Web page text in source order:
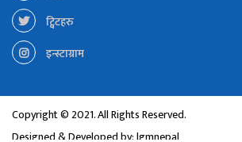
ट्विटहरु
इन्स्टाग्राम
Copyright © 2021. All Rights Reserved.
Designed & Developed by:lgmnepal